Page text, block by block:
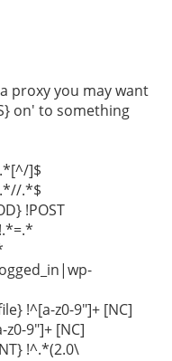
proxy you may want
on' to something
]$
.*$
!POST
!^[a-z0-9"]+ [NC]
9"]+ [NC]
!^.*(2.0\